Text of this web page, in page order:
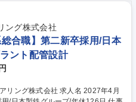
ング株式会社
合職】第二新卒採用/日本
ント配管設計
会社 求人名 2027年4月